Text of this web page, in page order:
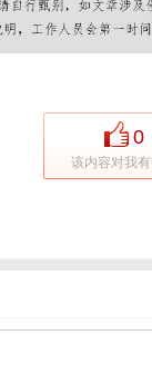
0
该内容对我